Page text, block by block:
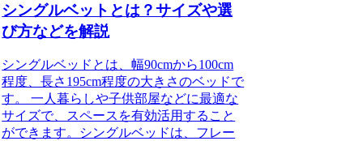
シングルベットとは？サイズや選
び方などを解説
シングルベッドとは、幅90cmから100cm
程度、長さ195cm程度の大きさのベッドで
す。 一人暮らしや子供部屋などに最適な
サイズで、スペースを有効活用すること
ができます。シングルベッドは、フレー